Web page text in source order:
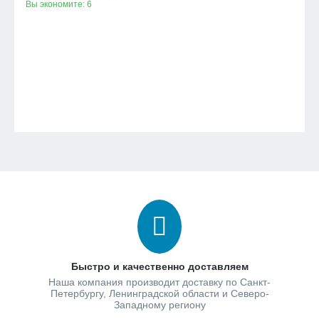
Вы экономите: 6
Быстро и качественно доставляем
Наша компания производит доставку по Санкт-
Петербургу, Ленинградской области и Северо-
Западному региону